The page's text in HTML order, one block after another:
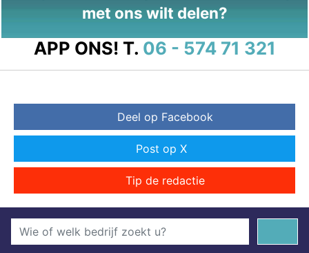
met ons wilt delen?
APP ONS! T. 06 - 574 71 321
Deel op Facebook
Post op X
Tip de redactie